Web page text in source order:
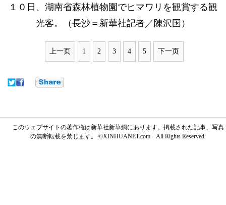
１０日、湖南省森林植物園でヒマワリを観賞する観
光客。（長沙＝新華社記者／陳沢国）
上一页 1 2 3 4 5 下一页
このウェブサイトの著作権は新華社新華網にあります。掲載された記事、写真
の無断転載を禁じます。 ©XINHUANET.com All Rights Reserved.